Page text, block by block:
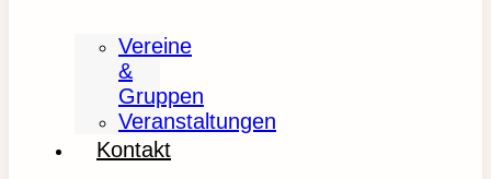
Vereine
&
Gruppen
Veranstaltungen
Kontakt